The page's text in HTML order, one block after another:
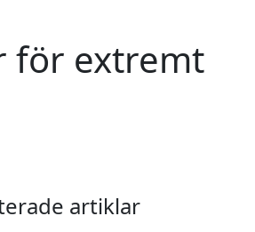
för extremt
artiklar